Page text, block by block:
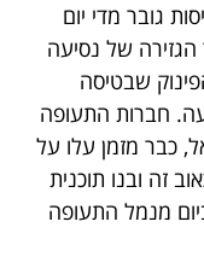
גובר מדי יום
של נסיעה
שבטיסה
חברות התעופה
כבר מזמן עלו על
זה ובנו תוכנית
מנמל התעופה